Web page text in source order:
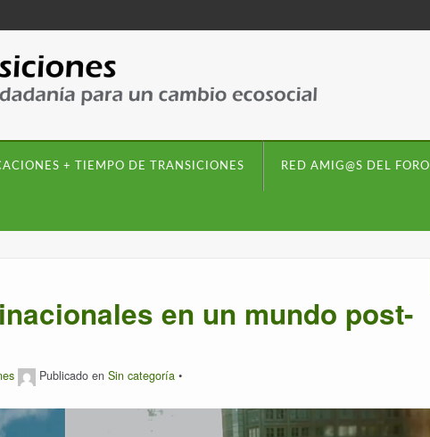
+ TIEMPO DE TRANSICIONES RED AMIG@S DEL FORO
en un mundo post-
Publicado en Sin categoría